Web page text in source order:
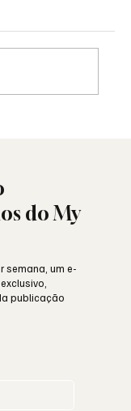
do My
semana, um e-
publicação